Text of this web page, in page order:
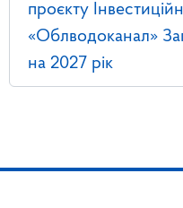
проєкту
«Облводоканал»
на 2027 рік